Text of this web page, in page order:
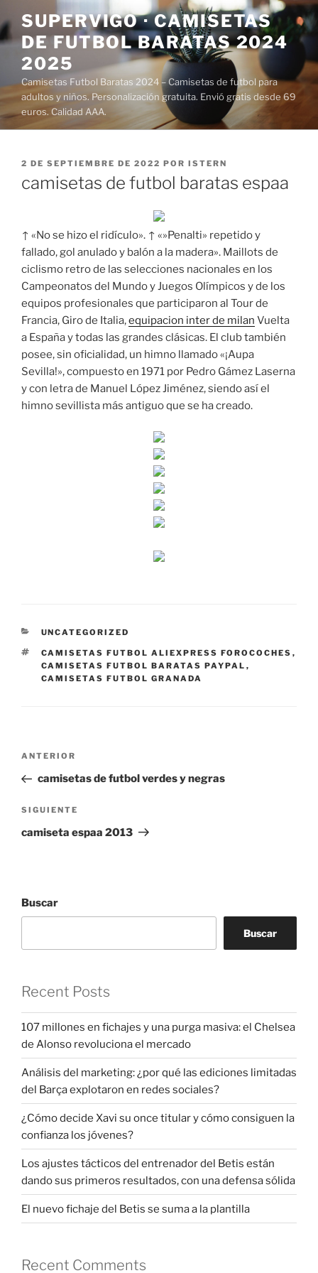
al
contenido
SUPERVIGO · CAMISETAS
DE FUTBOL BARATAS 2024
2025
Camisetas Futbol Baratas 2024 – Camisetas de futbol para
adultos y niños. Personalización gratuita. Envió gratis desde 69
euros. Calidad AAA.
PUBLICADO
2 DE SEPTIEMBRE DE 2022 POR ISTERN
camisetas de futbol baratas espaa
↑ «No se hizo el ridículo». ↑ «»Penalti» repetido y
fallado, gol anulado y balón a la madera». Maillots de
ciclismo retro de las selecciones nacionales en los
Campeonatos del Mundo y Juegos Olímpicos y de los
equipos profesionales que participaron al Tour de
Francia, Giro de Italia,equipacion inter de milan Vuelta
a España y todas las grandes clásicas. El club también
posee, sin oficialidad, un himno llamado «¡Aupa
Sevilla!», compuesto en 1971 por Pedro Gámez Laserna
y con letra de Manuel López Jiménez, siendo así el
himno sevillista más antiguo que se ha creado.
CATEGORÍAS
UNCATEGORIZED
ETIQUETAS
CAMISETAS FUTBOL ALIEXPRESS FOROCOCHES ,
CAMISETAS FUTBOL BARATAS PAYPAL ,
CAMISETAS FUTBOL GRANADA
Navegación
entradas
Entrada
anterior:
ANTERIOR
camisetas de futbol verdes y negras
Siguiente
entrada
SIGUIENTE
camiseta espaa 2013
Buscar
Buscar
Recent Posts
107 millones en fichajes y una purga masiva: el Chelsea
de Alonso revoluciona el mercado
Análisis del marketing: ¿por qué las ediciones limitadas
del Barça explotaron en redes sociales?
¿Cómo decide Xavi su once titular y cómo consiguen la
confianza los jóvenes?
Los ajustes tácticos del entrenador del Betis están
dando sus primeros resultados, con una defensa sólida
El nuevo fichaje del Betis se suma a la plantilla
Recent Comments